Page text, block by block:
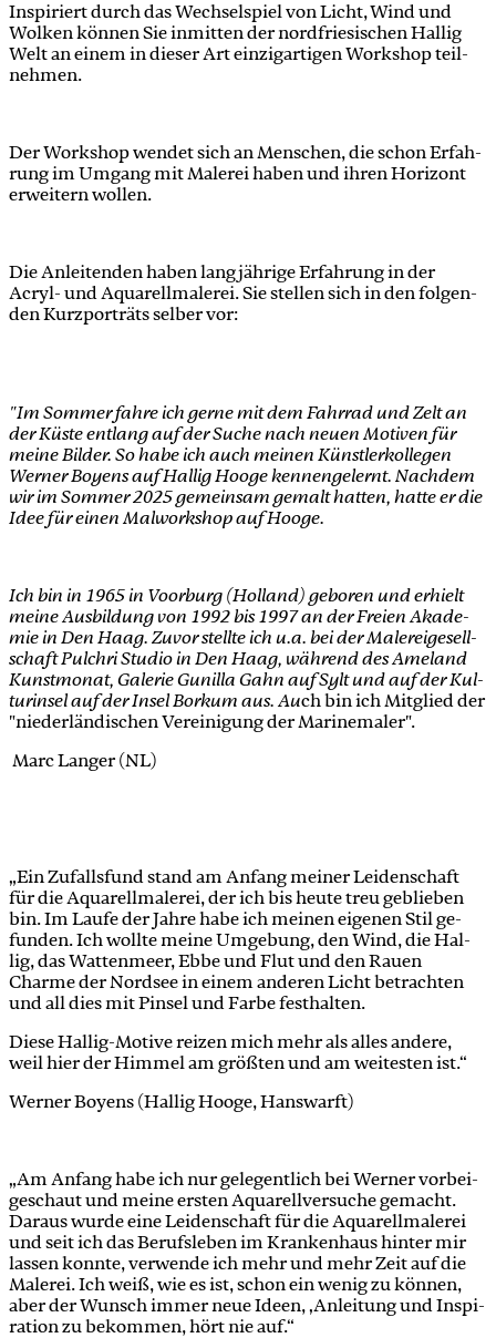
In­spi­riert durch das Wech­sel­spiel von Licht, Wind und
Wol­ken kön­nen Sie in­mit­ten der nord­frie­si­schen Hal­lig
Welt an ei­nem in die­ser Art ein­zig­ar­ti­gen Work­shop teil­
neh­men.
Der Work­shop wen­det sich an Men­schen, die schon Er­fah­
rung im Um­gang mit Ma­le­rei ha­ben und ih­ren Ho­ri­zont
er­wei­tern wol­len.
Die An­lei­ten­den ha­ben lang­jäh­ri­ge Er­fah­rung in der
Acryl- und Aqua­rell­ma­le­rei. Sie stel­len sich in den fol­gen­
den Kurz­por­träts sel­ber vor:
"Im Som­mer fah­re ich ger­ne mit dem Fahr­rad und Zelt an
der Küs­te ent­lang auf der Su­che nach neu­en Mo­ti­ven für
mei­ne Bil­der. So habe ich auch mei­nen Künst­ler­kol­le­gen
Wer­ner Boy­ens auf Hal­lig Hoo­ge ken­nen­ge­lernt. Nach­dem
wir im Som­mer 2025 ge­mein­sam ge­malt hat­ten, hat­te er die
Idee für ei­nen Mal­work­shop auf Hoo­ge.
Ich bin in 1965 in Vo­or­burg (Hol­land) ge­bo­ren und er­hielt
mei­ne Aus­bil­dung von 1992 bis 1997 an der Frei­en Aka­de­
mie in Den Haag. Zu­vor stell­te ich u.a. bei der Ma­le­rei­ge­sell­
schaft Pul­chri Stu­dio in Den Haag, wäh­rend des Ame­land
Kunst­mo­nat, Ga­le­rie Gunil­la Gahn auf Sylt und auf der Kul­
tur­in­sel auf der In­sel Bor­kum aus. Auch bin ich Mit­glied der
"nie­der­län­di­schen Ver­ei­ni­gung der Ma­ri­ne­ma­ler".
Marc Lan­ger (NL)
„Ein Zu­falls­fund stand am An­fang mei­ner Lei­den­schaft
für die Aqua­rell­ma­le­rei, der ich bis heu­te treu ge­blie­ben
bin. Im Lau­fe der Jah­re habe ich mei­nen ei­ge­nen Stil ge­
fun­den. Ich woll­te mei­ne Um­ge­bung, den Wind, die Hal­
lig, das Wat­ten­meer, Ebbe und Flut und den Rau­en
Charme der Nord­see in ei­nem an­de­ren Licht be­trach­ten
und all dies mit Pin­sel und Far­be fest­hal­ten.
Die­se Hal­lig-Mo­ti­ve rei­zen mich mehr als al­les an­de­re,
weil hier der Him­mel am größ­ten und am wei­tes­ten ist.“
Wer­ner Boy­ens (Hal­lig Hoo­ge, Hans­warft)
„Am An­fang habe ich nur ge­le­gent­lich bei Wer­ner vor­bei­
ge­schaut und mei­ne ers­ten Aqua­rell­ver­su­che ge­macht.
Dar­aus wur­de eine Lei­den­schaft für die Aqua­rell­ma­le­rei
und seit ich das Be­rufs­le­ben im Kran­ken­haus hin­ter mir
las­sen konn­te, ver­wen­de ich mehr und mehr Zeit auf die
Ma­le­rei. Ich weiß, wie es ist, schon ein we­nig zu kön­nen,
aber der Wunsch im­mer neue Ideen, ‚An­lei­tung und In­spi­
ra­ti­on zu be­kom­men, hört nie auf.“